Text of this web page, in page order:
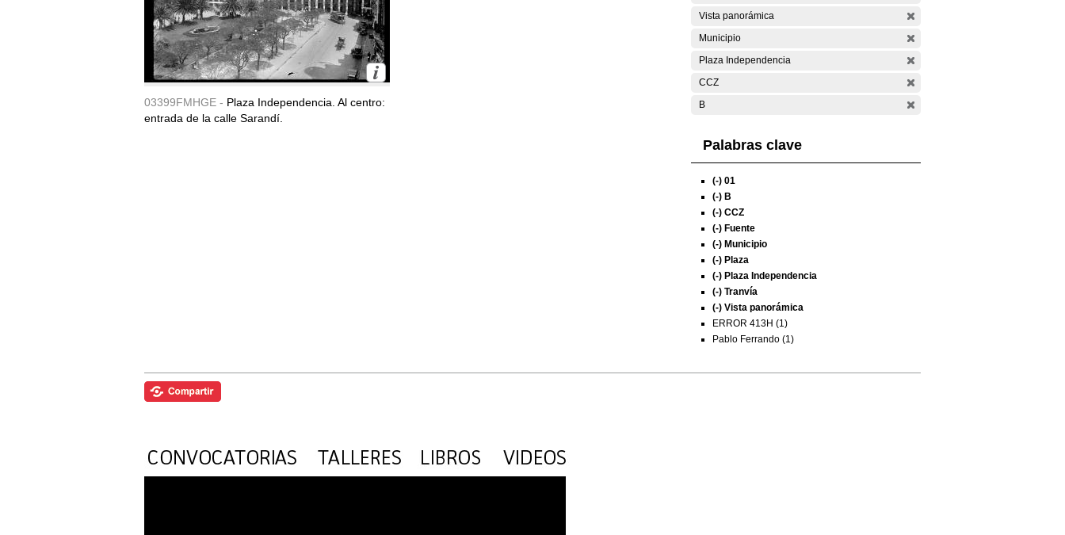
03399FMHGE - Plaza Independencia. Al centro:
entrada de la calle Sarandí.
Vista panorámica
Municipio
Plaza Independencia
CCZ
B
Palabras clave
(-) 01
(-) B
(-) CCZ
(-) Fuente
(-) Municipio
(-) Plaza
(-) Plaza Independencia
(-) Tranvía
(-) Vista panorámica
ERROR 413H (1)
Pablo Ferrando (1)